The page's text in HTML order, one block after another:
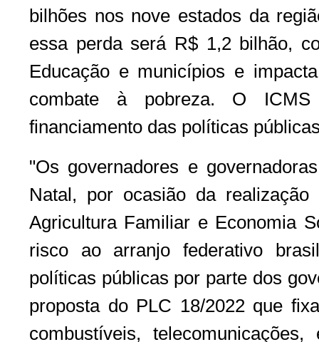
bilhões nos nove estados da
essa perda será R$ 1,2 bilhão,
Educação e municípios e
combate à pobreza. O
financiamento das políticas
"Os governadores e
Natal, por ocasião da
Agricultura Familiar e Economia
risco ao arranjo federativo
políticas públicas por parte dos
proposta do PLC 18/2022 que
combustíveis,